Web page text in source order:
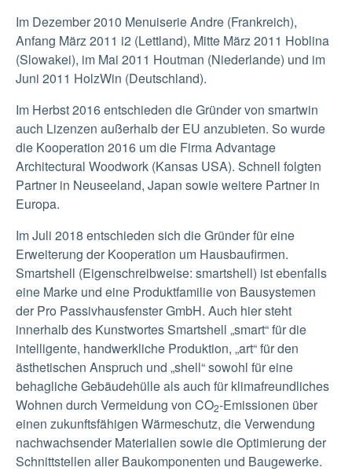
Im Dezember 2010 Menuiserie Andre (Frankreich),
Anfang März 2011 i2 (Lettland), Mitte März 2011 Hoblina
(Slowakei), im Mai 2011 Houtman (Niederlande) und im
Juni 2011 HolzWin (Deutschland).
Im Herbst 2016 entschieden die Gründer von smartwin
auch Lizenzen außerhalb der EU anzubieten. So wurde
die Kooperation 2016 um die Firma Advantage
Architectural Woodwork (Kansas USA). Schnell folgten
Partner in Neuseeland, Japan sowie weitere Partner in
Europa.
Im Juli 2018 entschieden sich die Gründer für eine
Erweiterung der Kooperation um Hausbaufirmen.
Smartshell (Eigenschreibweise: smartshell) ist ebenfalls
eine Marke und eine Produktfamilie von Bausystemen
der Pro Passivhausfenster GmbH. Auch hier steht
innerhalb des Kunstwortes Smartshell „smart“ für die
intelligente, handwerkliche Produktion, „art“ für den
ästhetischen Anspruch und „shell“ sowohl für eine
behagliche Gebäudehülle als auch für klimafreundliches
Wohnen durch Vermeidung von CO2-Emissionen über
einen zukunftsfähigen Wärmeschutz, die Verwendung
nachwachsender Materialien sowie die Optimierung der
Schnittstellen aller Baukomponenten und Baugewerke.